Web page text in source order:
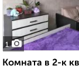
1
Комната в 2-к